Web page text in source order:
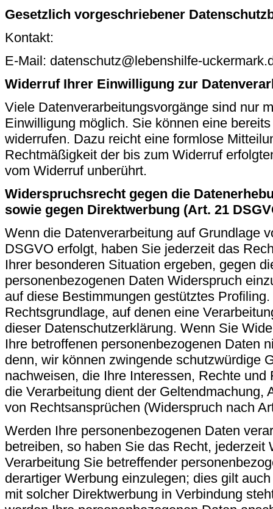
Gesetzlich vorgeschriebener
Kontakt:
E-Mail: datenschutz@lebenshilfe-
Widerruf Ihrer Einwilligung zur
Viele Datenverarbeitungsvorgänge sind nur
Einwilligung möglich. Sie können eine
widerrufen. Dazu reicht eine formlose
Rechtmäßigkeit der bis zum Widerruf
vom Widerruf unberührt.
Widerspruchsrecht gegen die
sowie gegen Direktwerbung (Art. 21
Wenn die Datenverarbeitung auf Grundlage
DSGVO erfolgt, haben Sie jederzeit das
Ihrer besonderen Situation ergeben, gegen
personenbezogenen Daten Widerspruch
auf diese Bestimmungen gestütztes
Rechtsgrundlage, auf denen eine
dieser Datenschutzerklärung. Wenn Sie
Ihre betroffenen personenbezogenen Daten
denn, wir können zwingende schutzwürdige
nachweisen, die Ihre Interessen, Rechte und
die Verarbeitung dient der Geltendmachung,
von Rechtsansprüchen (Widerspruch nach
Werden Ihre personenbezogenen Daten
betreiben, so haben Sie das Recht, jederzeit
Verarbeitung Sie betreffender
derartiger Werbung einzulegen; dies gilt
mit solcher Direktwerbung in Verbindung